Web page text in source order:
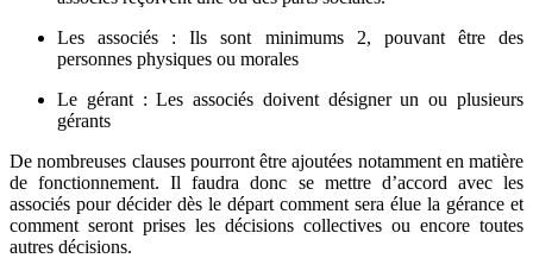
Les associés : Ils sont minimums 2, pouvant être des
personnes physiques ou morales
Le gérant : Les associés doivent désigner un ou plusieurs
gérants
De nombreuses clauses pourront être ajoutées notamment en matière
de fonctionnement. Il faudra donc se mettre d’accord avec les
associés pour décider dès le départ comment sera élue la gérance et
comment seront prises les décisions collectives ou encore toutes
autres décisions.